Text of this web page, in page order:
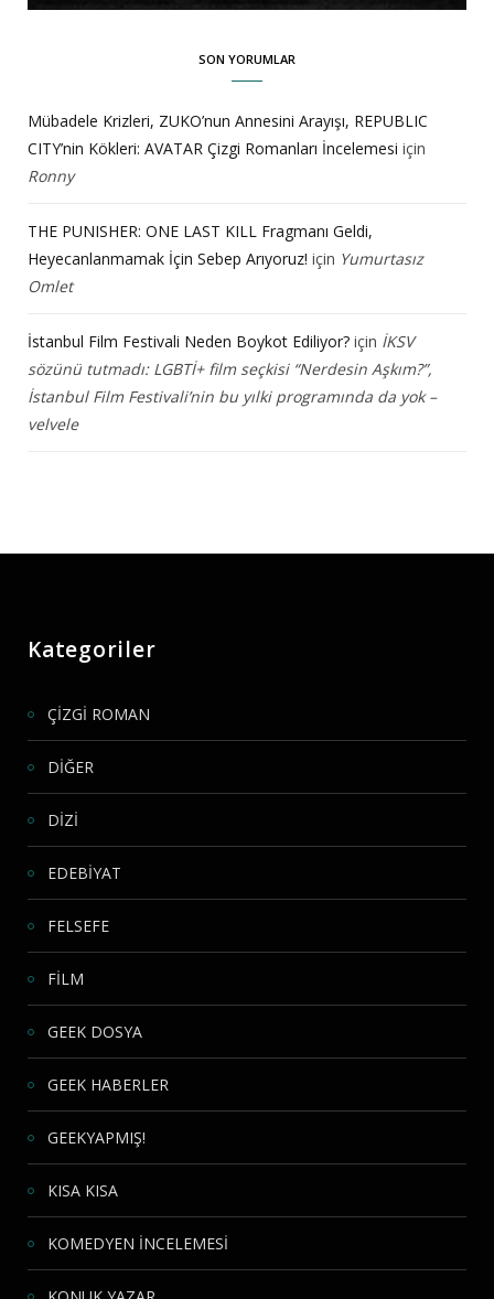
SON YORUMLAR
Mübadele Krizleri, ZUKO’nun Annesini Arayışı, REPUBLIC
CITY’nin Kökleri: AVATAR Çizgi Romanları İncelemesi için
Ronny
THE PUNISHER: ONE LAST KILL Fragmanı Geldi,
Heyecanlanmamak İçin Sebep Arıyoruz! için Yumurtasız
Omlet
İstanbul Film Festivali Neden Boykot Ediliyor? için İKSV
sözünü tutmadı: LGBTİ+ film seçkisi “Nerdesin Aşkım?”,
İstanbul Film Festivali’nin bu yılki programında da yok –
velvele
Kategoriler
ÇİZGİ ROMAN
DİĞER
DİZİ
EDEBİYAT
FELSEFE
FİLM
GEEK DOSYA
GEEK HABERLER
GEEKYAPMIŞ!
KISA KISA
KOMEDYEN İNCELEMESİ